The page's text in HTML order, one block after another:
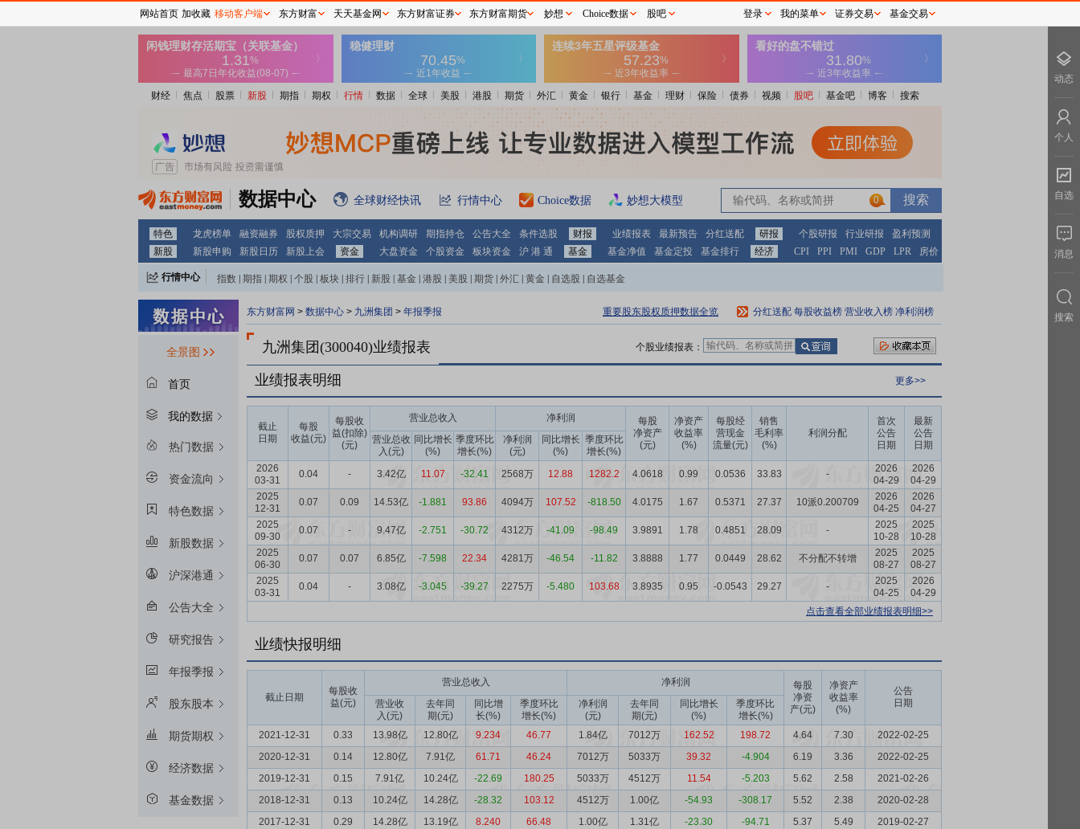
财经 焦点 股票 新股 期指 期权 行情 数据 全球 美股 港股 期货 外汇 黄金 银行 基金 理财 保险 债券 视频 股吧 基金吧 博客 搜索
数据中心 全球财经快讯 行情中心 Choice数据 妙想大模型 0
特色 龙虎榜单 融资融券 股权质押 大宗交易 机构调研 期指持仓 公告大全 条件选股 财报 业绩报表 最新预告 分红送配 研报 个股研报 行业研报
盈利预测
新股
新股申购 新股日历 新股上会 资金 大盘资金 个股资金 板块资金 沪 港 通 基金 基金净值 基金定投 基金排行 经济 CPI PPI PMI GDP LPR 房价
行情中心 指数 期指 期权 个股 板块 排行 新股 基金 港股 美股 期货 外汇 黄金 自选股 自选基金
全景图
首页
我的数据
热门数据
资金流向
特色数据
新股数据
沪深港通
公告大全
研究报告
年报季报
股东股本
期货期权
经济数据
基金数据
东方财富网 > 数据中心 > 九洲集团 > 年报季报 重要股东股权质押数据全览 分红送配 每股收益榜 营业收入榜 净利润榜
九洲集团(300040)业绩报表 个股业绩报表：
业绩报表明细 更多>>
截止
日期
每股
收益(元)
每股收
益(扣除)
(元)
营业总收入 净利润
每股
净资产
(元)
净资产
收益率
(%)
每股经
营现金
流量(元)
销售
毛利率
(%)
利润分配
首次
公告
日期
最新
公告
日期
营业总收
入(元)
同比增长
(%)
季度环比
增长(%)
净利润
(元)
同比增长
(%)
季度环比
增长(%)
2026
03-31
0.04 - 3.42亿 11.07 -32.41 2568万 12.88 1282.2 4.0618 0.99 0.0536 33.83 -
2026
04-29
2026
04-29
2025
12-31
0.07 0.09 14.53亿 -1.881 93.86 4094万 107.52 -818.50 4.0175 1.67 0.5371 27.37 10派0.200709
2026
04-25
2026
04-27
2025
09-30
0.07 - 9.47亿 -2.751 -30.72 4312万 -41.09 -98.49 3.9891 1.78 0.4851 28.09 -
2025
10-28
2025
10-28
2025
06-30
0.07 0.07 6.85亿 -7.598 22.34 4281万 -46.54 -11.82 3.8888 1.77 0.0449 28.62 不分配不转增
2025
08-27
2025
08-27
2025
03-31
0.04 - 3.08亿 -3.045 -39.27 2275万 -5.480 103.68 3.8935 0.95 -0.0543 29.27 -
2025
04-25
2026
04-29
点击查看全部业绩报表明细>>
业绩快报明细
截止日期
每股收
益(元)
营业总收入 净利润
每股
净资
产(元)
净资产
收益率
(%)
公告
日期
营业收
入(元)
去年同
期(元)
同比增
长(%)
季度环比
增长(%)
净利润
(元)
去年同
期(元)
同比增长
(%)
季度环比
增长(%)
2021-12-31
0.33 13.98亿 12.80亿 9.234 46.77 1.84亿 7012万 162.52 198.72 4.64 7.30
2022-02-25
2020-12-31
0.14 12.80亿 7.91亿 61.71 46.24 7012万 5033万 39.32 -4.904 6.19 3.36
2022-02-25
2019-12-31
0.15 7.91亿 10.24亿 -22.69 180.25 5033万 4512万 11.54 -5.203 5.62 2.58
2021-02-26
2018-12-31
0.13 10.24亿 14.28亿 -28.32 103.12 4512万 1.00亿 -54.93 -308.17 5.52 2.38
2020-02-28
2017-12-31
0.29 14.28亿 13.19亿 8.240 66.48 1.00亿 1.31亿 -23.30 -94.71 5.37 5.49
2019-02-27
网站首页 加收藏 移动客户端 东方财富 天天基金网 东方财富证券 东方财富期货 妙想 Choice数据 股吧 登录 我的菜单 证券交易 基金交易
动态
个人
自选
消息
搜索